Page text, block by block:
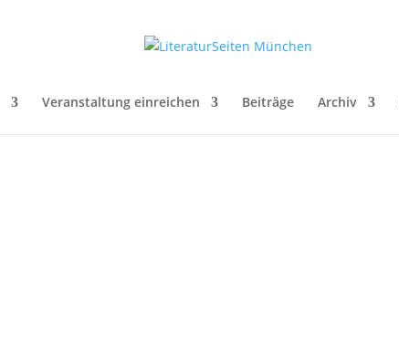
Veranstaltung einreichen Beiträge Archiv